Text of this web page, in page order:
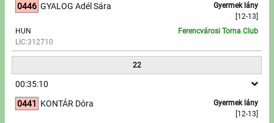
0446
Gyermek lány
[12-13]
GYALOG Adél Sára
HUN
LIC:312710
Ferencvárosi Torna Club
22
00:35:10
0441
Gyermek lány
[12-13]
KONTÁR Dóra